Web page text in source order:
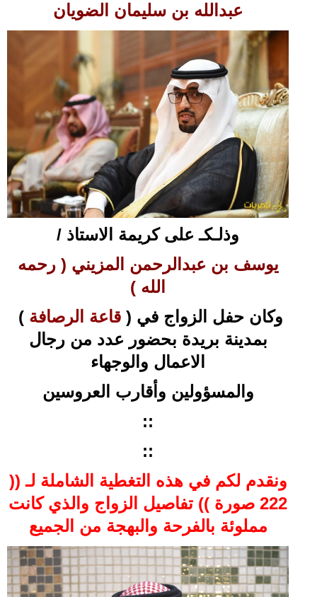
عبدالله بن سليمان الضويان
وذلـكـ على كريمة الاستاذ /
يوسف بن عبدالرحمن المزيني ( رحمه
الله )
وكان حفل الزواج في (قاعة الرصافة)
بمدينة بريدة بحضور عدد من رجال
الاعمال والوجهاء
والمسؤولين وأقارب العروسين
::
::
ونقدم لكم في هذه التغطية الشاملة لـ ((
222 صورة )) تفاصيل الزواج والذي كانت
مملوئة بالفرحة والبهجة من الجميع